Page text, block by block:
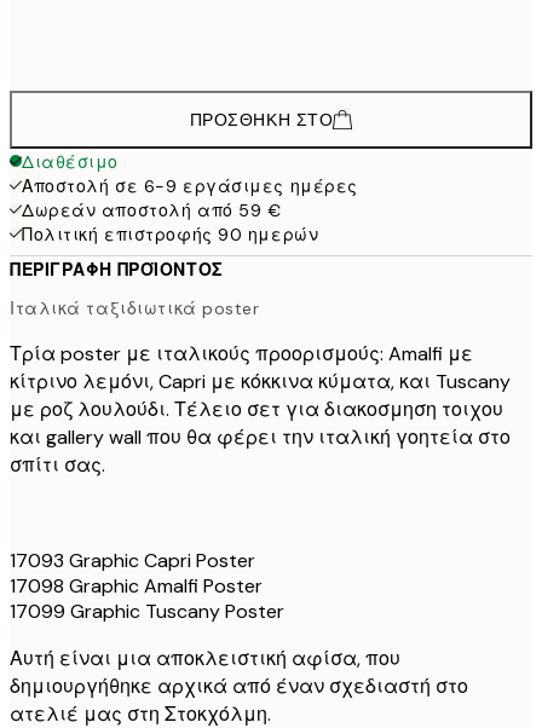
ΠΡΟΣΘΉΚΗ ΣΤΟ
Διαθέσιμο
Αποστολή σε 6-9 εργάσιμες ημέρες
Δωρεάν αποστολή από 59 €
Πολιτική επιστροφής 90 ημερών
ΠΕΡΙΓΡΑΦΉ ΠΡΟΪΌΝΤΟΣ
Ιταλικά ταξιδιωτικά poster
Τρία poster με ιταλικούς προορισμούς: Amalfi με
κίτρινο λεμόνι, Capri με κόκκινα κύματα, και Tuscany
με ροζ λουλούδι. Τέλειο σετ για διακοσμηση τοιχου
και gallery wall που θα φέρει την ιταλική γοητεία στο
σπίτι σας.
17093 Graphic Capri Poster
17098 Graphic Amalfi Poster
17099 Graphic Tuscany Poster
Αυτή είναι μια αποκλειστική αφίσα, που
δημιουργήθηκε αρχικά από έναν σχεδιαστή στο
ατελιέ μας στη Στοκχόλμη.